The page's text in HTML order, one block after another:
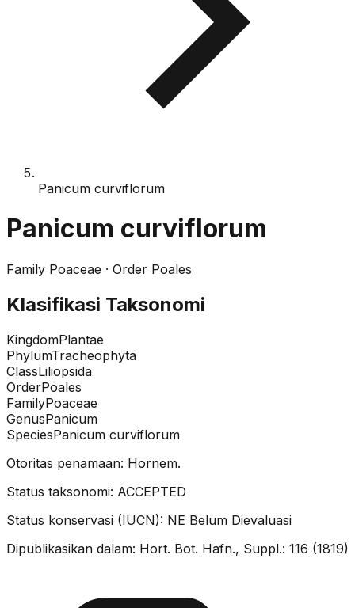
Panicum curviflorum
Panicum curviflorum
Family Poaceae · Order Poales
Klasifikasi Taksonomi
KingdomPlantae
PhylumTracheophyta
ClassLiliopsida
OrderPoales
FamilyPoaceae
GenusPanicum
SpeciesPanicum curviflorum
Otoritas penamaan: Hornem.
Status taksonomi: ACCEPTED
Status konservasi (IUCN): NE Belum Dievaluasi
Dipublikasikan dalam: Hort. Bot. Hafn., Suppl.: 116 (1819)